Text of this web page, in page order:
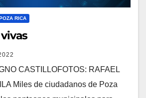
RICA
CASTILLOFOTOS: RAFAEL
Miles de ciudadanos de Poza